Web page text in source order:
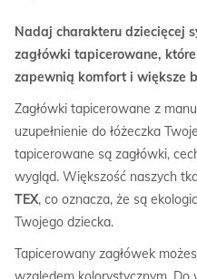
Nadaj charakteru dziecięcej
zagłówki tapicerowane,
zapewnią komfort i większe
Zagłówki tapicerowane z
uzupełnienie do łóżeczka
tapicerowane są zagłówki,
wygląd. Większość naszych
TEX, co oznacza, że są
Twojego dziecka.
Tapicerowany zagłówek